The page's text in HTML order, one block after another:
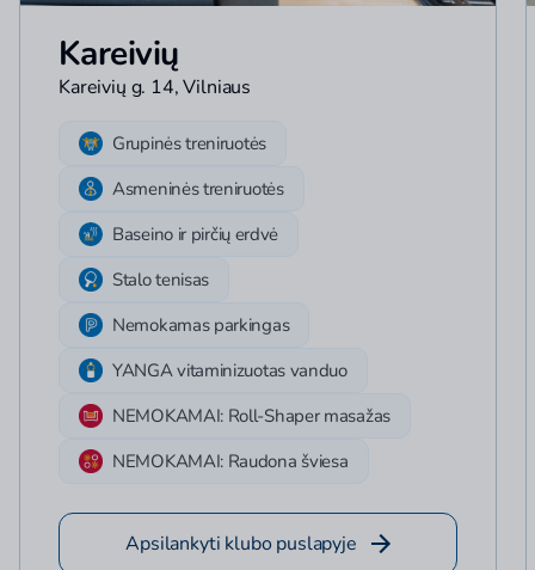
Kareivių
Kareivių g. 14, Vilniaus
Grupinės treniruotės
Asmeninės treniruotės
Baseino ir pirčių erdvė
Stalo tenisas
Nemokamas parkingas
YANGA vitaminizuotas vanduo
NEMOKAMAI: Roll-Shaper masažas
NEMOKAMAI: Raudona šviesa
Apsilankyti klubo puslapyje